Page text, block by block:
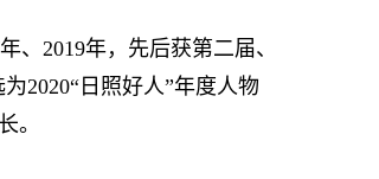
2019年，先后获第二届、
2020“日照好人”年度人物
。